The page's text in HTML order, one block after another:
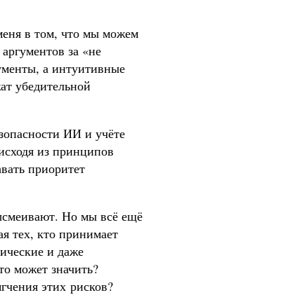
в том, что мы можем
за «не
а интуитивные
убедительной
ИИ и учёте
из принципов
приоритет
Но мы всё ещё
тех, кто принимает
и даже
может значить?
этих рисков?